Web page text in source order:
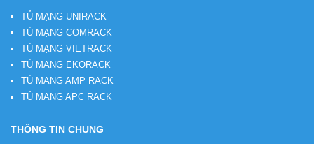
TỦ MẠNG UNIRACK
TỦ MẠNG COMRACK
TỦ MẠNG VIETRACK
TỦ MẠNG EKORACK
TỦ MẠNG AMP RACK
TỦ MẠNG APC RACK
THÔNG TIN CHUNG